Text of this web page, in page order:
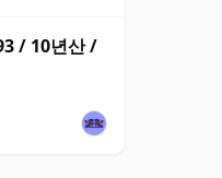
/ 10년산 /